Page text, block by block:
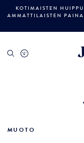
KOTIMAISTEN
AMMATTILAISTEN
MUOTO